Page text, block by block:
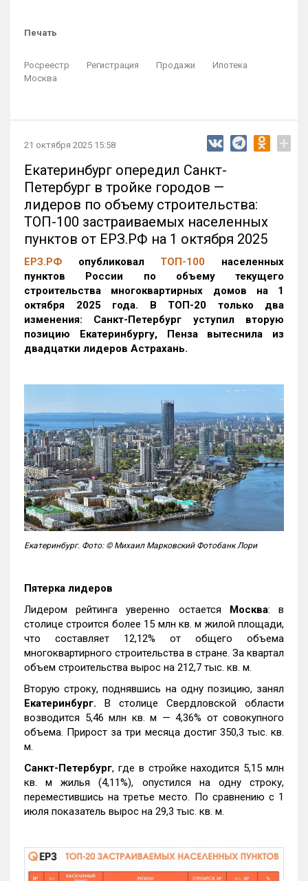
Печать
Росреестр Регистрация Продажи
Ипотека
Москва
21 октября 2025 15:58 +
Екатеринбург опередил Санкт-
Петербург в тройке городов —
лидеров по объему строительства:
ТОП-100 застраиваемых населенных
пунктов от ЕРЗ.РФ на 1 октября 2025
ЕРЗ.РФ опубликовал ТОП-100 населенных
пунктов России по объему текущего
строительства многоквартирных домов на 1
октября 2025 года. В ТОП-20 только два
изменения: Санкт-Петербург уступил вторую
позицию Екатеринбургу, Пенза вытеснила из
двадцатки лидеров Астрахань.
Екатеринбург. Фото: © Михаил Марковский Фотобанк Лори
Пятерка лидеров
Лидером рейтинга уверенно остается Москва: в
столице строится более 15 млн кв. м жилой площади,
что составляет 12,12% от общего объема
многоквартирного строительства в стране. За квартал
объем строительства вырос на 212,7 тыс. кв. м.
Вторую строку, поднявшись на одну позицию, занял
Екатеринбург. В столице Свердловской области
возводится 5,46 млн кв. м — 4,36% от совокупного
объема. Прирост за три месяца достиг 350,3 тыс. кв.
м.
Санкт-Петербург, где в стройке находится 5,15 млн
кв. м жилья (4,11%), опустился на одну строку,
переместившись на третье место. По сравнению с 1
июля показатель вырос на 29,3 тыс. кв. м.